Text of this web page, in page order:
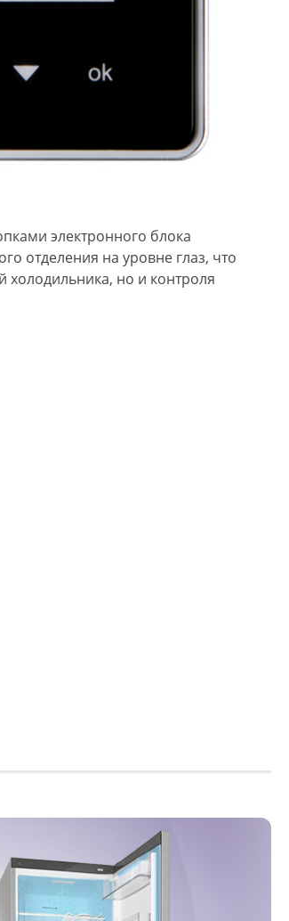
электронного блока
отделения на уровне глаз, что
холодильника, но и контроля